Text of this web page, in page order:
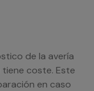
de la avería
coste. Este
en caso